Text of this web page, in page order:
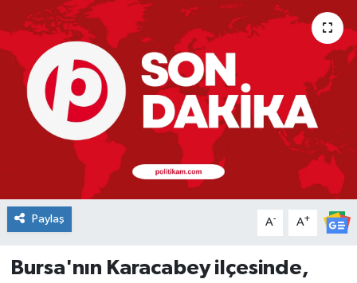
Paylaş A- A+
Bursa'nın Karacabey ilçesinde,
DÜNYA
Dursunbey
Edremit
EĞİTİM
EKONOMİ
Erdek
Gömeç